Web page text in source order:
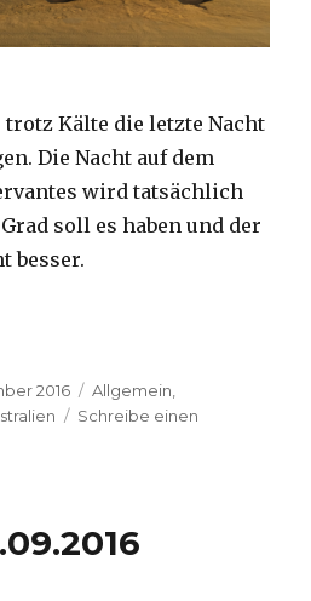
Kälte die letzte Nacht
Die Nacht auf dem
wird tatsächlich
soll es haben und der
besser.
2016 Kategorien
Allgemein
Schreibe einen